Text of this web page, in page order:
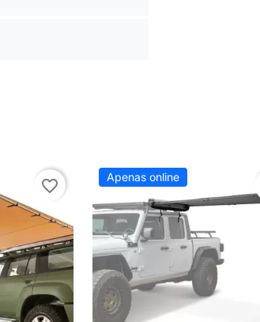
favorite_border Apenas online